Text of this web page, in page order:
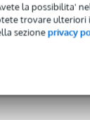
la possibilita'
trovare
sezioneprivacy